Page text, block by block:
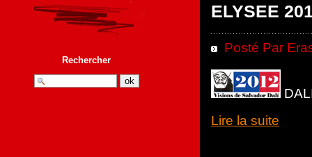
Rechercher
ELYSEE
Posté Par
Lire la suite